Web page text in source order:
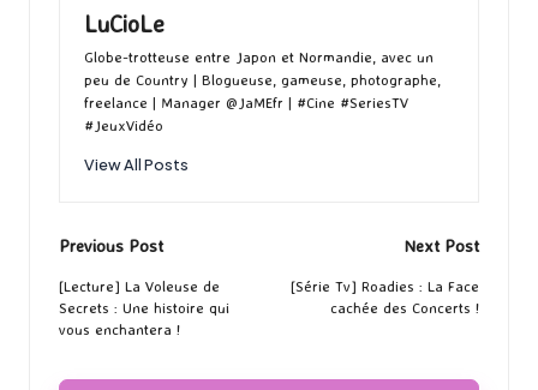
LuCioLe
Globe-trotteuse entre Japon et Normandie, avec un
peu de Country | Blogueuse, gameuse, photographe,
freelance | Manager @JaMEfr | #Cine #SeriesTV
#JeuxVidéo
View All Posts
Post
navigation
Previous Post
[Lecture] La Voleuse de
Secrets : Une histoire qui
vous enchantera !
Next Post
[Série Tv] Roadies : La Face
cachée des Concerts !